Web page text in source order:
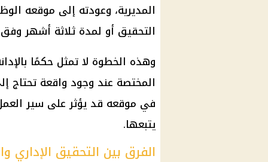
المديرية، وعودته إلى موقعه
التحقيق أو لمدة ثلاثة أشهر وفق
وهذه الخطوة لا تمثل حكمًا
المختصة عند وجود واقعة تحتاج
في موقعه قد يؤثر على سير
يتبعها.
الفرق بين التحقيق الإداري